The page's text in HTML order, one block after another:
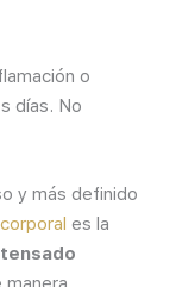
o
días. No
y más definido
es la
tensado